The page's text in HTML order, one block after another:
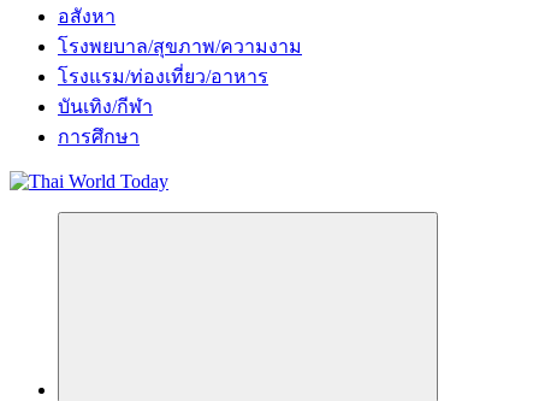
อสังหา
โรงพยบาล/สุขภาพ/ความงาม
โรงแรม/ท่องเที่ยว/อาหาร
บันเทิง/กีฬา
การศึกษา